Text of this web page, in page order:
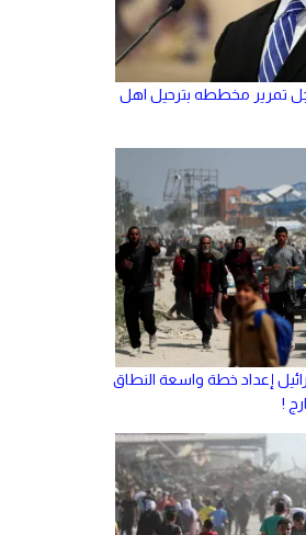
تمرير مخططه بترحيل اهل
إعداد خطة واسعة النطاق
!